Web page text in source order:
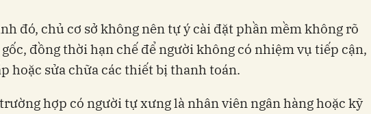
đó, chủ cơ sở không nên tự ý cài đặt phần mềm không rõ
đồng thời hạn chế để người không có nhiệm vụ tiếp cận,
hoặc sửa chữa các thiết bị thanh toán.
hợp có người tự xưng là nhân viên ngân hàng hoặc kỹ